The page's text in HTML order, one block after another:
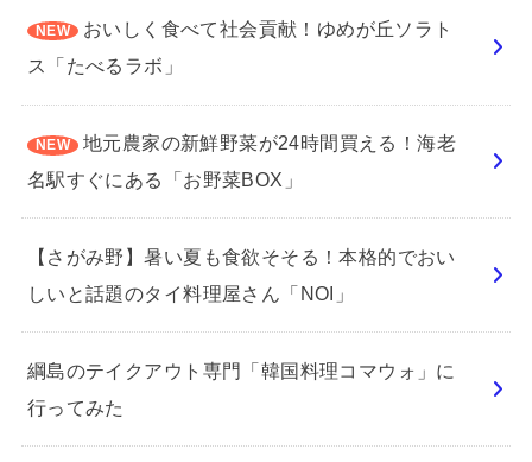
おいしく食べて社会貢献！ゆめが丘ソラト
ス「たべるラボ」
地元農家の新鮮野菜が24時間買える！海老
名駅すぐにある「お野菜BOX」
【さがみ野】暑い夏も食欲そそる！本格的でおい
しいと話題のタイ料理屋さん「NOI」
綱島のテイクアウト専門「韓国料理コマウォ」に
行ってみた